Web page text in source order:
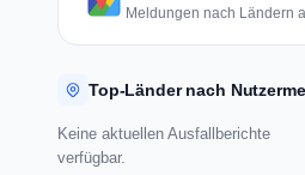
Meldungen nach Ländern
Top-Länder nach
Keine aktuellen Ausfallberichte
verfügbar.